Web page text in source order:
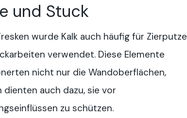
und Stuck
wurde Kalk auch häufig für Zierputze
verwendet. Diese Elemente
nicht nur die Wandoberflächen,
dienten auch dazu, sie vor
zu schützen.